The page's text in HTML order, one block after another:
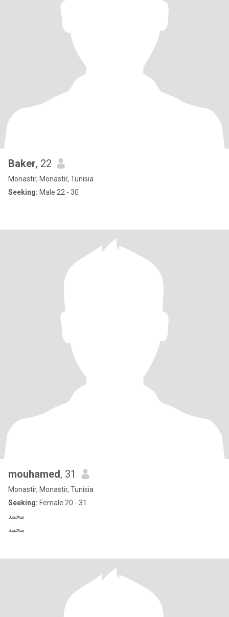
Baker, 22
Monastir, Monastir, Tunisia
Seeking: Male 22 - 30
mouhamed, 31
Monastir, Monastir, Tunisia
Seeking: Female 20 - 31
محمد
محمد